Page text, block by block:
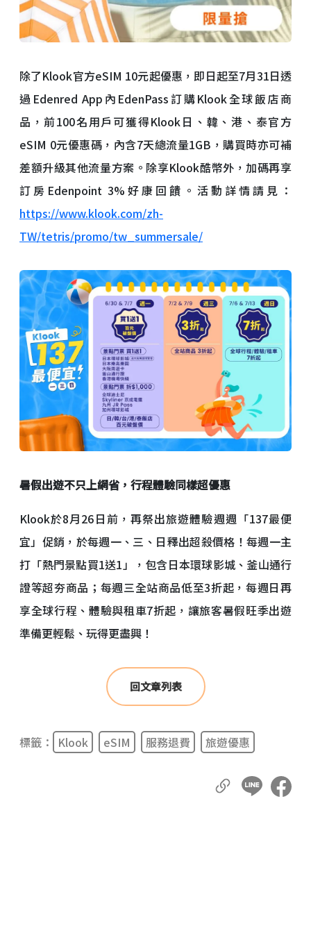
除了Klook官方eSIM 10元起優惠，即日起至7月31日透
過Edenred App內EdenPass訂購Klook全球飯店商
品，前100名用戶可獲得Klook日、韓、港、泰官方
eSIM 0元優惠碼，內含7天總流量1GB，購買時亦可補
差額升級其他流量方案。除享Klook酷幣外，加碼再享
訂房Edenpoint 3%好康回饋。活動詳情請見：
https://www.klook.com/zh-
TW/tetris/promo/tw_summersale/
暑假出遊不只上網省，行程體驗同樣超優惠
Klook於8月26日前，再祭出旅遊體驗週週「137最便
宜」促銷，於每週一、三、日釋出超殺價格！每週一主
打「熱門景點買1送1」，包含日本環球影城、釜山通行
證等超夯商品；每週三全站商品低至3折起，每週日再
享全球行程、體驗與租車7折起，讓旅客暑假旺季出遊
準備更輕鬆、玩得更盡興！
回文章列表
標籤： Klook eSIM 服務退費 旅遊優惠